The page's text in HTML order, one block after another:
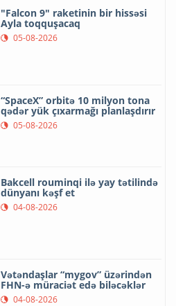
"Falcon 9" raketinin bir hissəsi
Ayla toqquşacaq
05-08-2026
“SpaceX” orbitə 10 milyon tona
qədər yük çıxarmağı planlaşdırır
05-08-2026
Bakcell rouminqi ilə yay tətilində
dünyanı kəşf et
04-08-2026
Vətəndaşlar “mygov” üzərindən
FHN-ə müraciət edə biləcəklər
04-08-2026